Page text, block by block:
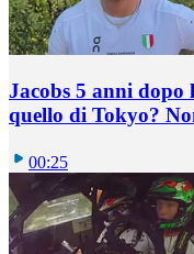
Jacobs 5 anni
quello di Tokyo?
00:25